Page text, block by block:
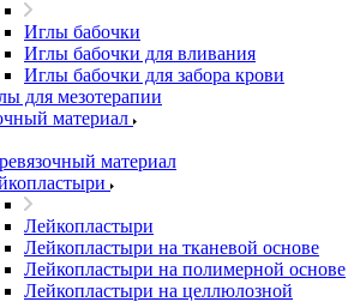
Иглы бабочки
Иглы бабочки для вливания
Иглы бабочки для забора крови
для мезотерапии
материал
материал
Лейкопластыри
Лейкопластыри на тканевой основе
Лейкопластыри на полимерной основе
Лейкопластыри на целлюлозной